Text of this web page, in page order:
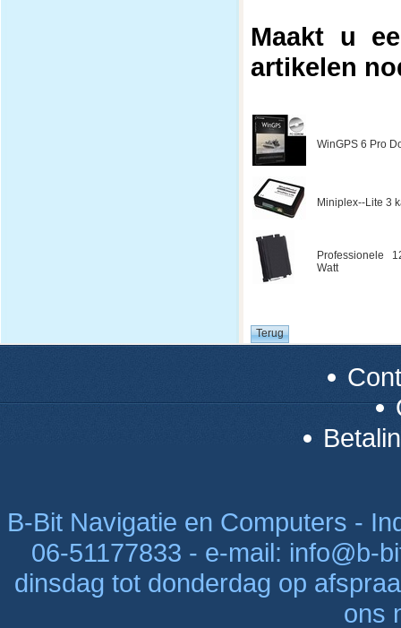
Maakt u
artikelen
WinGPS 6 Pro
Miniplex--Lite 3
Professionele
Watt
B-Bit Navigatie en Computers -
06-51177833 - e-mail: info@b-
dinsdag tot donderdag op
ons